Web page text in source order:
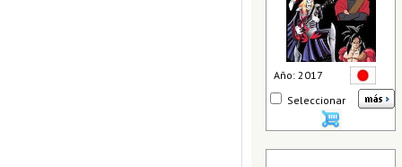
Año: 2017
Seleccionar